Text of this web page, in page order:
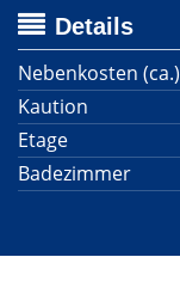
Details
Nebenkosten (ca.)
Kaution
Etage
Badezimmer